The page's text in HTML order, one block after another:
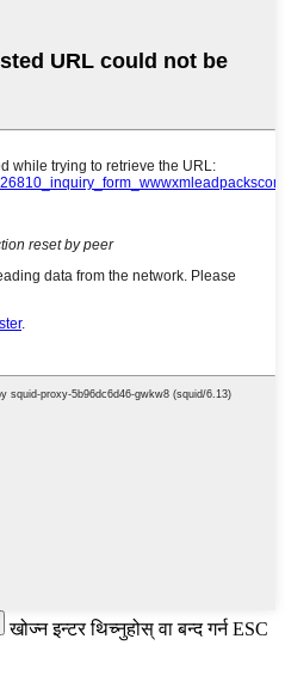
खोज्न इन्टर थिच्नुहोस् वा बन्द गर्न ESC